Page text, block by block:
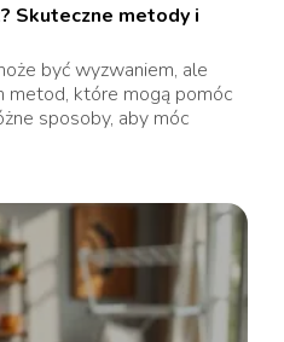
Skuteczne metody i
być wyzwaniem, ale
metod, które mogą pomóc
sposoby, aby móc